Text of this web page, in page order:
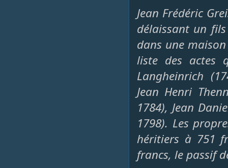
Jean Frédéric
délaissant un
dans une
liste des actes
Langheinrich
Jean Henri
1784), Jean
1798). Les
héritiers à 751
francs, le passif